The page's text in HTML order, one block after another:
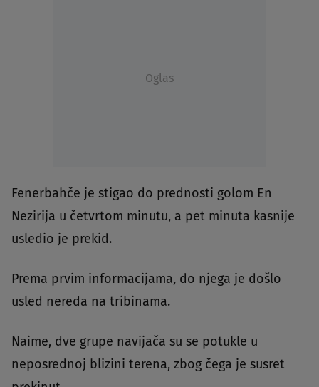
Oglas
Fenerbahče je stigao do prednosti golom En
Nezirija u četvrtom minutu, a pet minuta kasnije
usledio je prekid.
Prema prvim informacijama, do njega je došlo
usled nereda na tribinama.
Naime, dve grupe navijača su se potukle u
neposrednoj blizini terena, zbog čega je susret